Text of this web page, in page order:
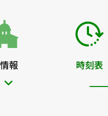
報 時刻表